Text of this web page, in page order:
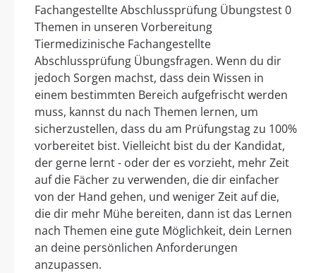
Fachangestellte Abschlussprüfung Übungstest 0
Themen in unseren Vorbereitung
Tiermedizinische Fachangestellte
Abschlussprüfung Übungsfragen. Wenn du dir
jedoch Sorgen machst, dass dein Wissen in
einem bestimmten Bereich aufgefrischt werden
muss, kannst du nach Themen lernen, um
sicherzustellen, dass du am Prüfungstag zu 100%
vorbereitet bist. Vielleicht bist du der Kandidat,
der gerne lernt - oder der es vorzieht, mehr Zeit
auf die Fächer zu verwenden, die dir einfacher
von der Hand gehen, und weniger Zeit auf die,
die dir mehr Mühe bereiten, dann ist das Lernen
nach Themen eine gute Möglichkeit, dein Lernen
an deine persönlichen Anforderungen
anzupassen.